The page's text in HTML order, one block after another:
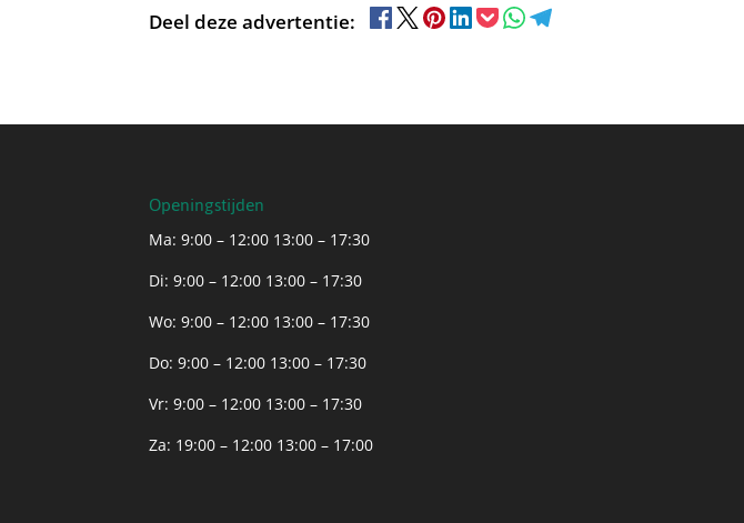
Deel deze advertentie:
Openingstijden
Ma: 9:00 – 12:00 13:00 – 17:30
Di: 9:00 – 12:00 13:00 – 17:30
Wo: 9:00 – 12:00 13:00 – 17:30
Do: 9:00 – 12:00 13:00 – 17:30
Vr: 9:00 – 12:00 13:00 – 17:30
Za: 19:00 – 12:00 13:00 – 17:00